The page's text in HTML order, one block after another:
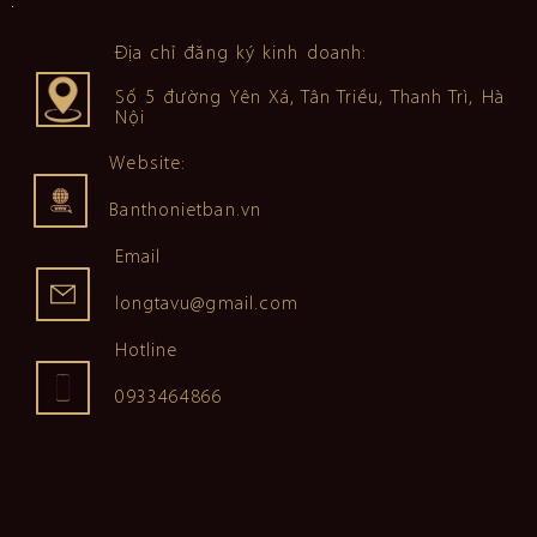
Địa chỉ đăng ký kinh doanh:
Số 5 đường Yên Xá, Tân Triều, Thanh Trì, Hà
Nội
Website:
Banthonietban.vn
Email
longtavu@gmail.com
Hotline
0933464866